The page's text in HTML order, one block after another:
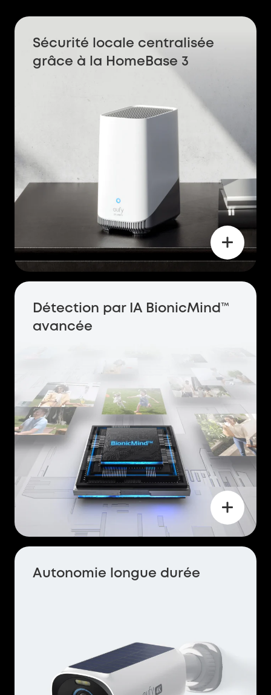
Sécurité locale centralisée
grâce à la HomeBase 3
Détection par IA BionicMind™
avancée
Autonomie longue durée